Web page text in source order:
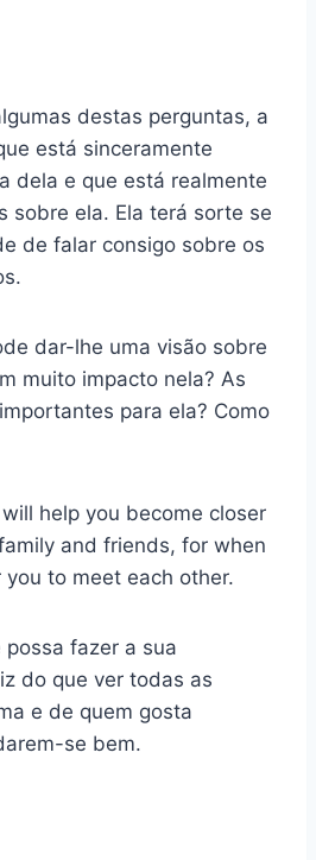
destas perguntas, a
está sinceramente
dela e que está realmente
sobre ela. Ela terá sorte se
de falar consigo sobre os
dar-lhe uma visão sobre
muito impacto nela? As
para ela? Como
help you become closer
and friends, for when
to meet each other.
possa fazer a sua
do que ver todas as
e de quem gosta
se bem.